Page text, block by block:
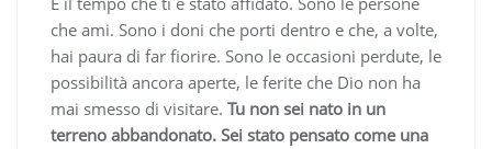
che ami. Sono i doni che porti dentro e che, a volte,
hai paura di far fiorire. Sono le occasioni perdute, le
possibilità ancora aperte, le ferite che Dio non ha
mai smesso di visitare. Tu non sei nato in un
terreno abbandonato. Sei stato pensato come una